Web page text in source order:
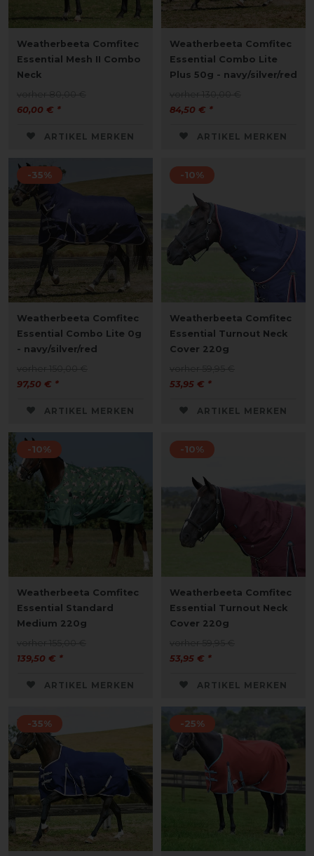
Weatherbeeta Comfitec
Essential Mesh II Combo
Neck
60,00 € *
ARTIKEL MERKEN
Weatherbeeta Comfitec
Essential Combo Lite
Plus 50g - navy/silver/red
84,50 € *
ARTIKEL MERKEN
-35%
Weatherbeeta Comfitec
Essential Combo Lite 0g
- navy/silver/red
97,50 € *
ARTIKEL MERKEN
-10%
Weatherbeeta Comfitec
Essential Turnout Neck
Cover 220g
53,95 € *
ARTIKEL MERKEN
-10%
Weatherbeeta Comfitec
Essential Standard
Medium 220g
139,50 € *
ARTIKEL MERKEN
-10%
Weatherbeeta Comfitec
Essential Turnout Neck
Cover 220g
53,95 € *
ARTIKEL MERKEN
-35% -25%